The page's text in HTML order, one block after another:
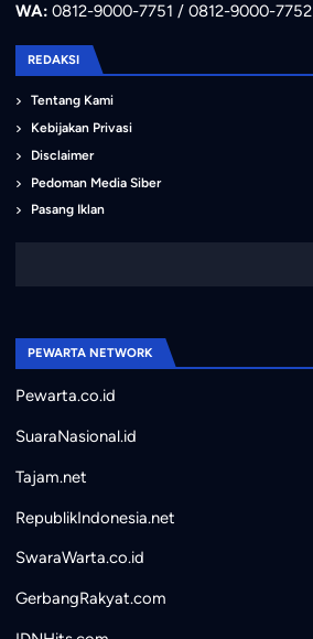
WA:0812-9000-7751 / 0812-9000-7752
REDAKSI
Tentang Kami
Kebijakan Privasi
Disclaimer
Pedoman Media Siber
Pasang Iklan
PEWARTA NETWORK
Pewarta.co.id
SuaraNasional.id
Tajam.net
RepublikIndonesia.net
SwaraWarta.co.id
GerbangRakyat.com